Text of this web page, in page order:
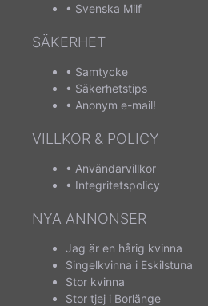
• Svenska Milf
SÄKERHET
• Samtycke
• Säkerhetstips
• Anonym e-mail!
VILLKOR & POLICY
• Användarvillkor
• Integritetspolicy
NYA ANNONSER
Jag är en hårig kvinna
Singelkvinna i Eskilstuna
Stor kvinna
Stor tjej i Borlänge